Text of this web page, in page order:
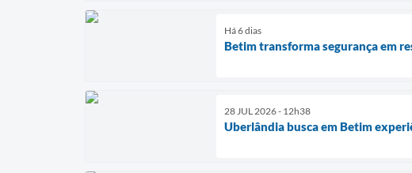
Há 6 dias
Betim transforma segurança em
28 JUL 2026 - 12h38
Uberlândia busca em Betim